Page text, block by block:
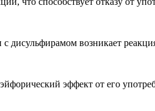
с дисульфирамом возникает
эффект от его